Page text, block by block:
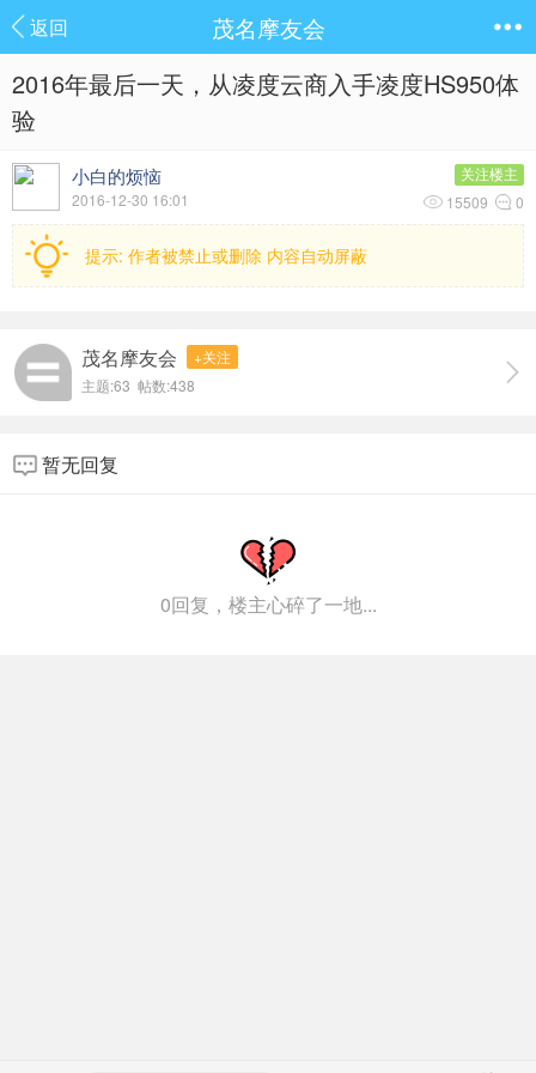
返回 茂名摩友会
2016年最后一天，从凌度云商入手凌度HS950体
验
小白的烦恼
2016-12-30 16:01
关注楼主
15509 0
提示: 作者被禁止或删除 内容自动屏蔽
茂名摩友会
+关注
主题:63 帖数:438
暂无回复
0回复，楼主心碎了一地...